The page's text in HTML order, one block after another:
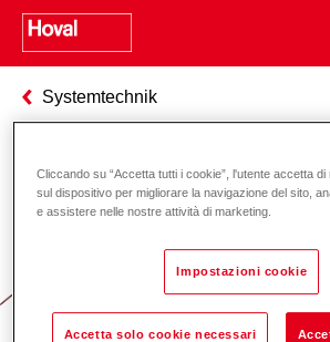
Systemtechnik
Odgovornost za
Cliccando su “Accetta tutti i cookie”, l'utente accetta
sul dispositivo per migliorare la navigazione del sito,
e assistere nelle nostre attività di marketing.
Impostazioni cookie
Accetta solo cookie necessari